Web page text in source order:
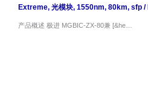
Extreme, 光模块, 1550nm, 80km, sfp/
产品概述 极进 MGBIC-ZX-80兼 [&he…